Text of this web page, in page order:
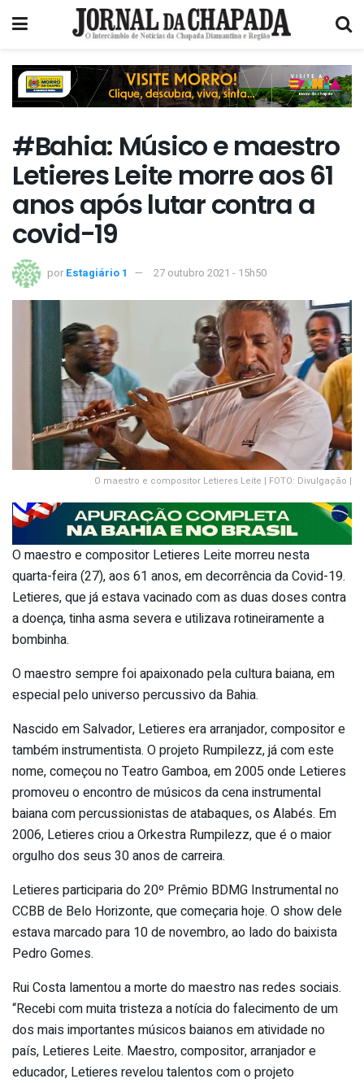
#Bahia: Músico e maestro
Letieres Leite morre aos 61
anos após lutar contra a
covid-19
por Estagiário 1 27 outubro 2021 - 15h50
O maestro e compositor Letieres Leite | FOTO: Divulgação |
O maestro e compositor Letieres Leite morreu nesta
quarta-feira (27), aos 61 anos, em decorrência da Covid-19.
Letieres, que já estava vacinado com as duas doses contra
a doença, tinha asma severa e utilizava rotineiramente a
bombinha.
O maestro sempre foi apaixonado pela cultura baiana, em
especial pelo universo percussivo da Bahia.
Nascido em Salvador, Letieres era arranjador, compositor e
também instrumentista. O projeto Rumpilezz, já com este
nome, começou no Teatro Gamboa, em 2005 onde Letieres
promoveu o encontro de músicos da cena instrumental
baiana com percussionistas de atabaques, os Alabés. Em
2006, Letieres criou a Orkestra Rumpilezz, que é o maior
orgulho dos seus 30 anos de carreira.
Letieres participaria do 20º Prêmio BDMG Instrumental no
CCBB de Belo Horizonte, que começaria hoje. O show dele
estava marcado para 10 de novembro, ao lado do baixista
Pedro Gomes.
Rui Costa lamentou a morte do maestro nas redes sociais.
“Recebi com muita tristeza a notícia do falecimento de um
dos mais importantes músicos baianos em atividade no
país, Letieres Leite. Maestro, compositor, arranjador e
educador, Letieres revelou talentos com o projeto